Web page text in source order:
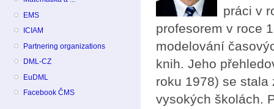
EMS
ICIAM
Partnering organizations
DML-CZ
EuDML
Facebook ČMS
práci v
profesorem v roce
modelování
knih. Jeho
roku 1978) se
vysokých školách.